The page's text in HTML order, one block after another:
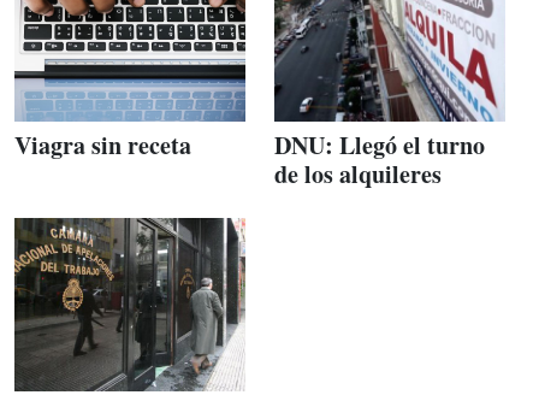
Viagra sin receta
DNU: Llegó el turno
de los alquileres